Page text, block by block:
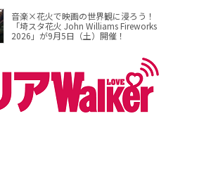
音楽×花火で映画の世界観に浸ろう！
「埼スタ花火 John Williams Fireworks
2026」が9月5日（土）開催！